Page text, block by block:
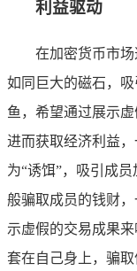
利益驱动
在加密货币市
如同巨大的磁石，
鱼，希望通过展示
进而获取经济利益
为“诱饵”，吸引成
般骗取成员的钱财
示虚假的交易成果
套在自己身上，骗取